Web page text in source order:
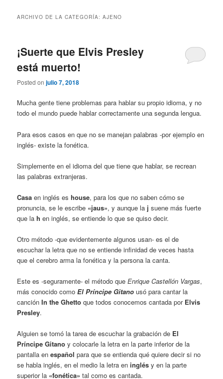
ARCHIVO DE LA CATEGORÍA:AJENO
¡Suerte que Elvis Presley
está muerto!
Posted onjulio 7, 2018
Mucha gente tiene problemas para hablar su propio idioma, y no
todo el mundo puede hablar correctamente una segunda lengua.
Para esos casos en que no se manejan palabras -por ejemplo en
inglés- existe la fonética.
Simplemente en el idioma del que tiene que hablar, se recrean
las palabras extranjeras.
Casa en inglés eshouse, para los que no saben cómo se
pronuncia, se le escribe «jaus», y aunque la j suene más fuerte
que lah en inglés, se entiende lo que se quiso decir.
Otro método -que evidentemente algunos usan- es el de
escuchar la letra que no se entiende infinidad de veces hasta
que el cerebro arma la fonética y la persona la canta.
Este es -seguramente- el método queEnrique Castellón Vargas,
más conocido comoEl Príncipe Gitano usó para cantar la
canciónIn the Ghetto que todos conocemos cantada por Elvis
Presley.
Alguien se tomó la tarea de escuchar la grabación de El
Príncipe Gitano y colocarle la letra en la parte inferior de la
pantalla enespañol para que se entienda qué quiere decir si no
se habla inglés, en el medio la letra eninglés y en la parte
superior la «fonética» tal como es cantada.